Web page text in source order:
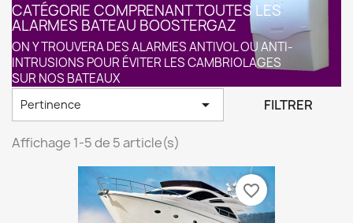
CATÉGORIE COMPRENANT TOUTES LES
ALARMES BATEAU BOOSTERGAZ
ON Y TROUVERA DES ALARMES ANTIVOL OU ANTI-
INTRUSIONS POUR ÉVITER LES CAMBRIOLAGES
SUR NOS BATEAUX
Pertinence  FILTRER
Affichage 1-5 de 5 article(s)
favorite_border